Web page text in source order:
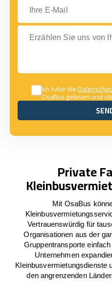
Erzählen Sie uns von Ihren
Ich habe die
OsaBus gelesen und
Private
Mit OsaBus
Vertrauenswürdig für
Organisationen aus der
Gruppentransporte
Unternehmen
Kleinbusvermietungsdienste
den angrenzenden